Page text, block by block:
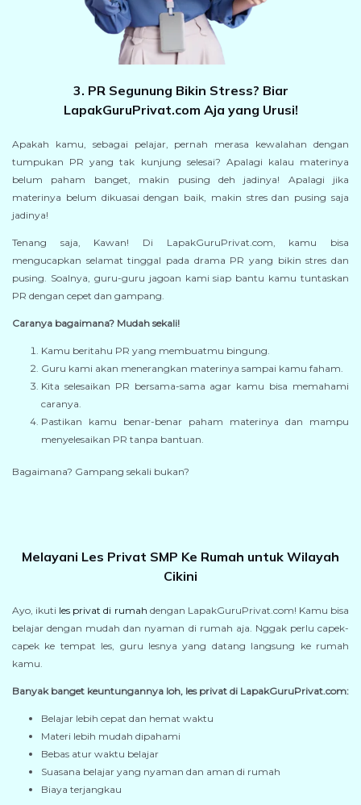
3. PR Segunung Bikin Stress? Biar
LapakGuruPrivat.com Aja yang Urusi!
Apakah kamu, sebagai pelajar, pernah merasa kewalahan dengan
tumpukan PR yang tak kunjung selesai? Apalagi kalau materinya
belum paham banget, makin pusing deh jadinya! Apalagi jika
materinya belum dikuasai dengan baik, makin stres dan pusing saja
jadinya!
Tenang saja, Kawan! Di LapakGuruPrivat.com, kamu bisa
mengucapkan selamat tinggal pada drama PR yang bikin stres dan
pusing. Soalnya, guru-guru jagoan kami siap bantu kamu tuntaskan
PR dengan cepet dan gampang.
Caranya bagaimana? Mudah sekali!
Kamu beritahu PR yang membuatmu bingung.
Guru kami akan menerangkan materinya sampai kamu faham.
Kita selesaikan PR bersama-sama agar kamu bisa memahami
caranya.
Pastikan kamu benar-benar paham materinya dan mampu
menyelesaikan PR tanpa bantuan.
Bagaimana? Gampang sekali bukan?
Melayani Les Privat SMP Ke Rumah untuk Wilayah
Cikini
Ayo, ikuti les privat di rumah dengan LapakGuruPrivat.com! Kamu bisa
belajar dengan mudah dan nyaman di rumah aja. Nggak perlu capek-
capek ke tempat les, guru lesnya yang datang langsung ke rumah
kamu.
Banyak banget keuntungannya loh, les privat di LapakGuruPrivat.com:
Belajar lebih cepat dan hemat waktu
Materi lebih mudah dipahami
Bebas atur waktu belajar
Suasana belajar yang nyaman dan aman di rumah
Biaya terjangkau